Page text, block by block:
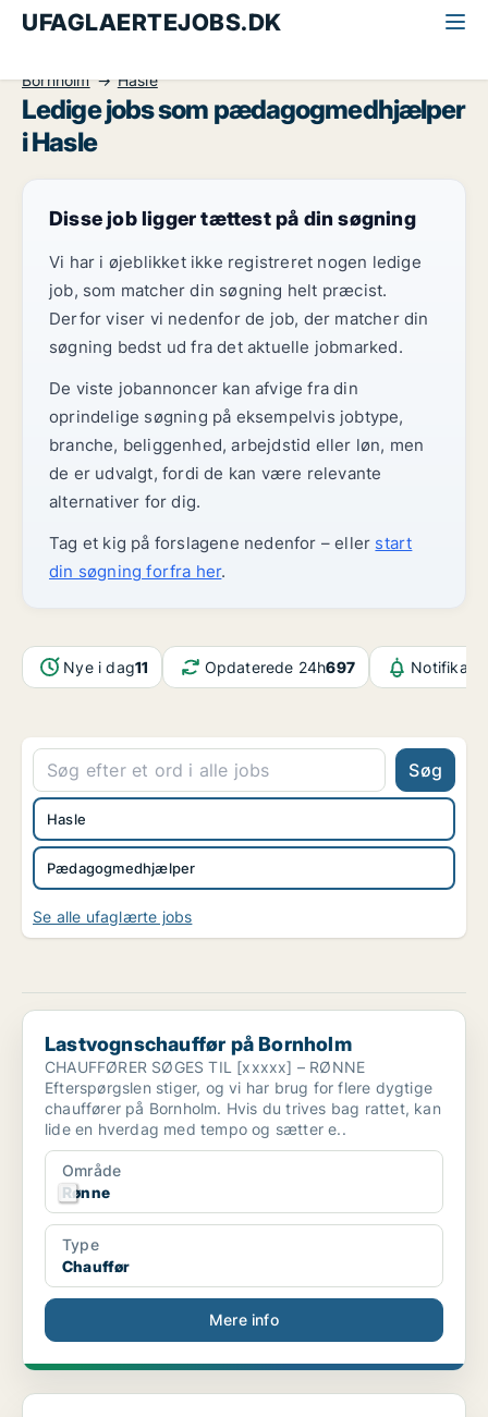
UFAGLAERTEJOBS.DK
Bornholm
Hasle
Ledige jobs som pædagogmedhjælper
i Hasle
Disse job ligger tættest på din søgning
Vi har i øjeblikket ikke registreret nogen ledige
job, som matcher din søgning helt præcist.
Derfor viser vi nedenfor de job, der matcher din
søgning bedst ud fra det aktuelle jobmarked.
De viste jobannoncer kan afvige fra din
oprindelige søgning på eksempelvis jobtype,
branche, beliggenhed, arbejdstid eller løn, men
de er udvalgt, fordi de kan være relevante
alternativer for dig.
Tag et kig på forslagene nedenfor – eller start
din søgning forfra her.
Nye i dag11 Opdaterede 24h697
Søg
Pædagogmedhjælper
Hasle
Se alle ufaglærte jobs
Lastvognschauffør på Bornholm
Lastvognschauffør på Bornholm
CHAUFFØRER SØGES TIL [xxxxx] – RØNNE
Efterspørgslen stiger, og vi har brug for flere dygtige
chauffører på Bornholm. Hvis du trives bag rattet, kan
lide en hverdag med tempo og sætter e..
Område
Rønne
Type
Chauffør
Mere info
Salgsassistent Bagerdisk, Kvickly Rønne